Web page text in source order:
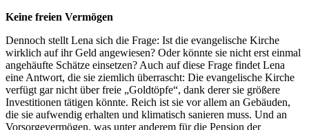
Keine freien Vermögen
Dennoch stellt Lena sich die Frage: Ist die evangelische Kirche
wirklich auf ihr Geld angewiesen? Oder könnte sie nicht erst einmal
angehäufte Schätze einsetzen? Auch auf diese Frage findet Lena
eine Antwort, die sie ziemlich überrascht: Die evangelische Kirche
verfügt gar nicht über freie „Goldtöpfe“, dank derer sie größere
Investitionen tätigen könnte. Reich ist sie vor allem an Gebäuden,
die sie aufwendig erhalten und klimatisch sanieren muss. Und an
Vorsorgevermögen, was unter anderem für die Pension der